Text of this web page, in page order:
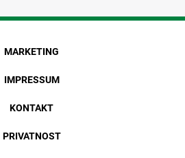
MARKETING
IMPRESSUM
KONTAKT
PRIVATNOST